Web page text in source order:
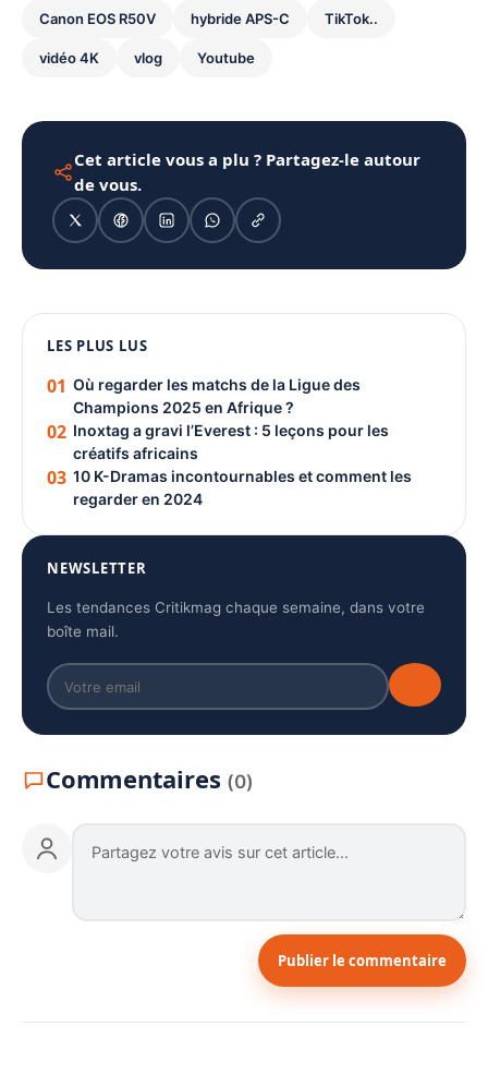
Canon EOS R50V hybride APS-C TikTok..
vidéo 4K vlog Youtube
Cet article vous a plu ? Partagez-le autour
de vous.
PUBLICITÉ
LES PLUS LUS
01 Où regarder les matchs de la Ligue des
Champions 2025 en Afrique ?
02 Inoxtag a gravi l’Everest : 5 leçons pour les
créatifs africains
03 10 K-Dramas incontournables et comment les
regarder en 2024
NEWSLETTER
Les tendances Critikmag chaque semaine, dans votre
boîte mail.
Commentaires (0)
Publier le commentaire